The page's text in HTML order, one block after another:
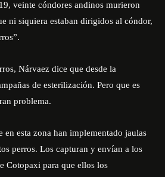
veinte cóndores andinos murieron
ni siquiera estaban dirigidos al cóndor,
Nárvaez dice que desde la
de esterilización. Pero que es
problema.
en esta zona han implementado jaulas
perros. Los capturan y envían a los
Cotopaxi para que ellos los